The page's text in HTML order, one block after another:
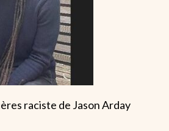
raciste de Jason Arday